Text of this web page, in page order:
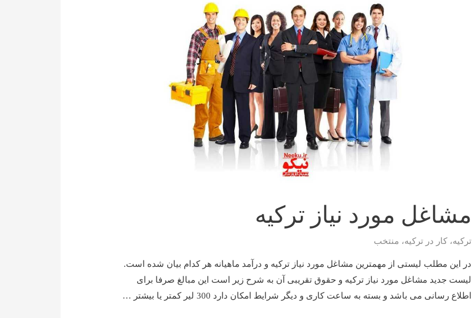
مشاغل مورد نیاز ترکیه
ترکیه،کار در ترکیه، منتخب
در این مطلب لیستی از مهمترین مشاغل مورد نیاز ترکیه و درآمد ماهیانه هر کدام بیان شده است.
لیست جدید مشاغل مورد نیاز ترکیه و حقوق تقریبی آن به شرح زیر است این مبالغ صرفا برای
اطلاع رسانی می باشد و بسته به ساعت کاری و دیگر شرایط امکان دارد 300 لیر کمتر یا بیشتر …